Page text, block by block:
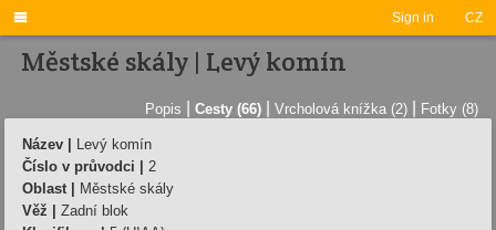
Sign in CZ

Městské skály | Levý komín
Popis Cesty (66) Vrcholová knížka (2) Fotky (8)
Název |
Levý komín
Číslo v průvodci |
2
Oblast |
Městské skály
Věž |
Zadní blok